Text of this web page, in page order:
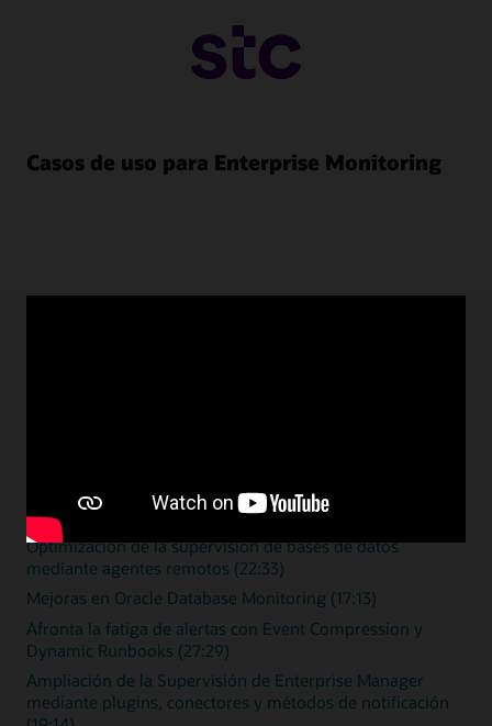
Casos de uso para Enterprise Monitoring
Zero Downtime Monitoring (15:46)
Optimización de la supervisión de bases de datos
mediante agentes remotos (22:33)
Mejoras en Oracle Database Monitoring (17:13)
Afronta la fatiga de alertas con Event Compression y
Dynamic Runbooks (27:29)
Ampliación de la Supervisión de Enterprise Manager
mediante plugins, conectores y métodos de notificación